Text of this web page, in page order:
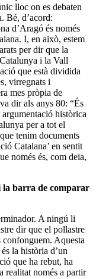
lloc on es debaten
Bé, d’acord:
d’Aragó és només
I, en això, estem
per dir que la
i la Vall
que està dividida
virregnats i
mes pròpia de
dir als anys 80: “És
històrica
per a tot el
tenim documents
Catalana’ en sentit
només és, com deia,
la barra de comparar
A ningú li
dir que el pollastre
confonguem. Aquesta
la història d’un
que ha rebut, ha
realitat només a partir